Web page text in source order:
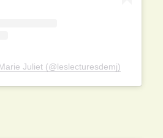
Juliet (@leslecturesdemj)